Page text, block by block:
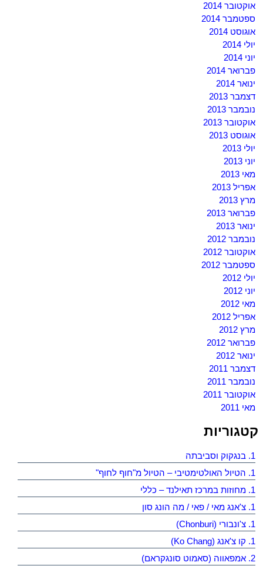
אוקטובר 2014
ספטמבר 2014
אוגוסט 2014
יולי 2014
יוני 2014
פברואר 2014
ינואר 2014
דצמבר 2013
נובמבר 2013
אוקטובר 2013
אוגוסט 2013
יולי 2013
יוני 2013
מאי 2013
אפריל 2013
מרץ 2013
פברואר 2013
ינואר 2013
נובמבר 2012
אוקטובר 2012
ספטמבר 2012
יולי 2012
יוני 2012
מאי 2012
אפריל 2012
מרץ 2012
פברואר 2012
ינואר 2012
דצמבר 2011
נובמבר 2011
אוקטובר 2011
מאי 2011
קטגוריות
1. בנגקוק וסביבתה
1. הטיול האולטימטיבי – הטיול מ"חוף לחוף"
1. מחוזות במרכז תאילנד – כללי
1. צ'אנג מאי / פאי / מה הונג סון
1. צ'ונבורי (Chonburi)
1. קו צ'אנג (Ko Chang)
2. אמפאווה (סאמוט סונגקראם)